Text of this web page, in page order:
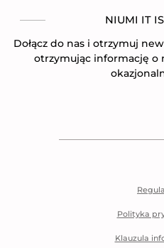
NIUMI IT
Dołącz do nas i otrzymuj
otrzymując informację o
Polityka
Klauzula